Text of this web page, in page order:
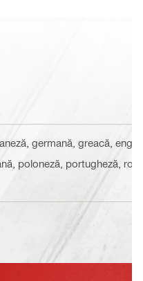
germană, greacă,
poloneză, portugheză,